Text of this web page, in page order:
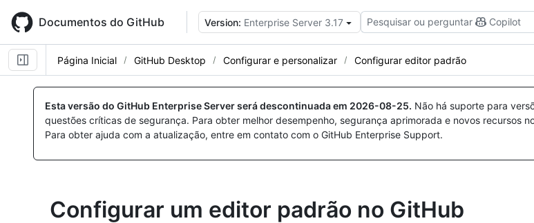
main
content
Documentos do GitHub Version: Enterprise Server 3.17 Pesquisar ou perguntar Copilot
Página Inicial GitHub Desktop Configurar e personalizar Configurar editor padrão
Esta versão do GitHub Enterprise Server será descontinuada em 2026-08-25. Não há suporte para
questões críticas de segurança. Para obter melhor desempenho, segurança aprimorada e novos recursos
Para obter ajuda com a atualização, entre em contato com o GitHub Enterprise Support.
Configurar um editor padrão no GitHub